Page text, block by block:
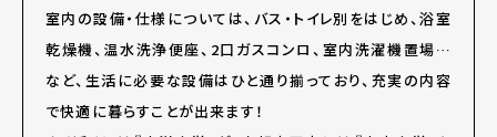
室内の設備・仕様については、バス・トイレ別をはじめ、浴室
乾燥機、温水洗浄便座、2口ガスコンロ、室内洗濯機置場…
など、生活に必要な設備はひと通り揃っており、充実の内容
で快適に暮らすことが出来ます！